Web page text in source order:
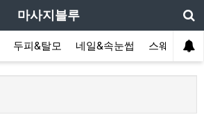
마사지블루
두피&탈모 네일&속눈썹 스웨디시(